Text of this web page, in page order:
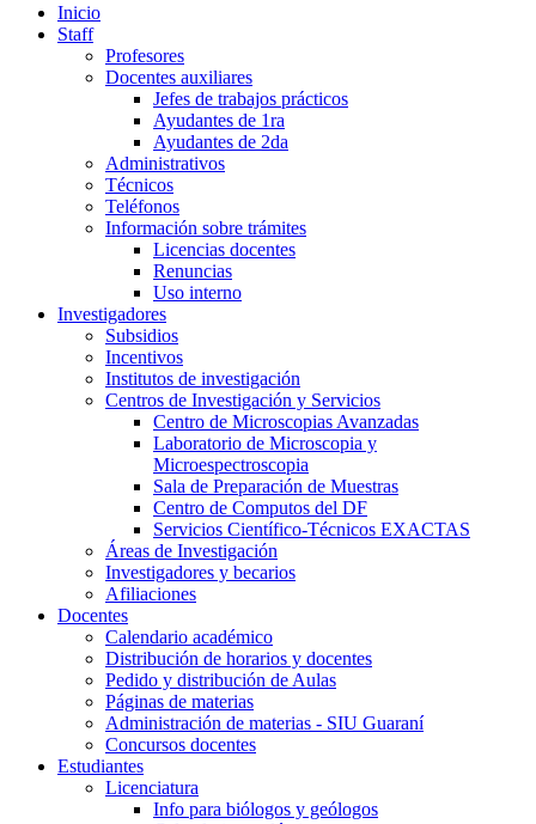
Inicio
Staff
Profesores
Docentes auxiliares
Jefes de trabajos prácticos
Ayudantes de 1ra
Ayudantes de 2da
Administrativos
Técnicos
Teléfonos
Información sobre trámites
Licencias docentes
Renuncias
Uso interno
Investigadores
Subsidios
Incentivos
Institutos de investigación
Centros de Investigación y Servicios
Centro de Microscopias Avanzadas
Laboratorio de Microscopia y
Microespectroscopia
Sala de Preparación de Muestras
Centro de Computos del DF
Servicios Científico-Técnicos EXACTAS
Áreas de Investigación
Investigadores y becarios
Afiliaciones
Docentes
Calendario académico
Distribución de horarios y docentes
Pedido y distribución de Aulas
Páginas de materias
Administración de materias - SIU Guaraní
Concursos docentes
Estudiantes
Licenciatura
Info para biólogos y geólogos